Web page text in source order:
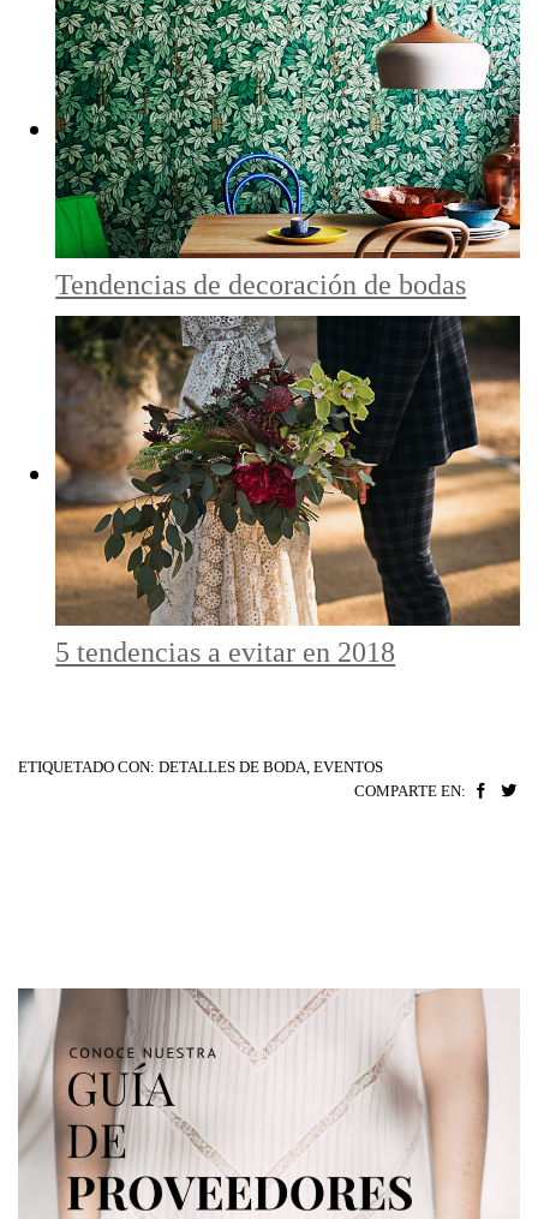
Tendencias de decoración de bodas
5 tendencias a evitar en 2018
ETIQUETADO CON: DETALLES DE BODA EVENTOS
COMPARTE EN: